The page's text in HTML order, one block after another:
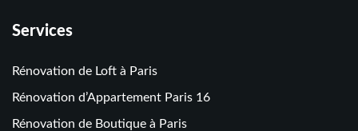
Services
Rénovation de Loft à Paris
Rénovation d’Appartement Paris 16
Rénovation de Boutique à Paris